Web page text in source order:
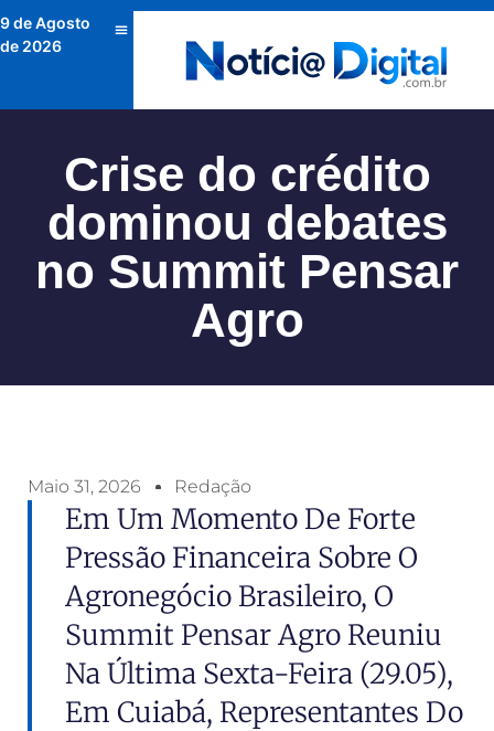
9 de Agosto
de 2026
Crise do crédito
dominou debates
no Summit Pensar
Agro
Maio 31, 2026 Redação
Em Um Momento De Forte
Pressão Financeira Sobre O
Agronegócio Brasileiro, O
Summit Pensar Agro Reuniu
Na Última Sexta-Feira (29.05),
Em Cuiabá, Representantes Do